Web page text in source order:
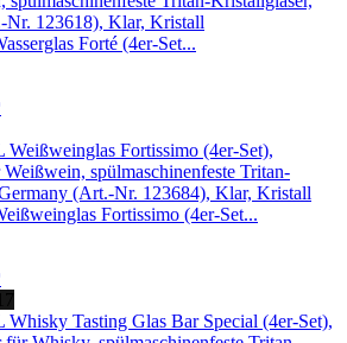
Forté (4er-Set...
Fortissimo (4er-Set...